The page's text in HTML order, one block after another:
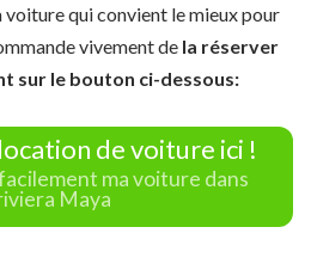
voiture qui convient le mieux pour
vivement de la réserver
sur le bouton ci-dessous:
de voiture ici !
ma voiture dans
Maya